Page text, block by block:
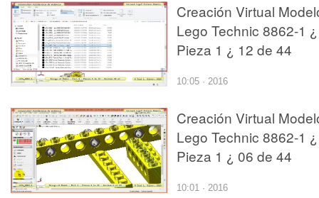
Creación Virtual
Lego Technic 8862-1 ¿
Pieza 1 ¿ 12 de 44
10:05 · 2016
Creación Virtual
Lego Technic 8862-1 ¿
Pieza 1 ¿ 06 de 44
10:01 · 2016